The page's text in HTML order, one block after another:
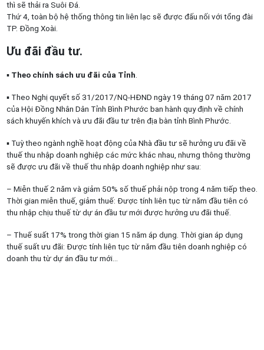
thì sẽ thải ra Suôi Đá.
Thứ 4, toàn bộ hệ thống thông tin liên lạc sẽ được đấu nối với tổng đài
TP. Đồng Xoài.
Ưu đãi đầu tư.
▪ Theo chính sách ưu đãi của Tỉnh.
▪ Theo Nghị quyết số 31/2017/NQ-HĐND ngày 19 tháng 07 năm 2017
của Hội Đồng Nhân Dân Tỉnh Bình Phước ban hành quy định về chính
sách khuyến khích và ưu đãi đầu tư trên địa bàn tỉnh Bình Phước.
▪ Tuỳ theo ngành nghề hoạt động của Nhà đầu tư sẽ hưởng ưu đãi về
thuế thu nhập doanh nghiệp các mức khác nhau, nhưng thông thường
sẽ được ưu đãi về thuế thu nhập doanh nghiệp như sau:
– Miễn thuế 2 năm và giảm 50% số thuế phải nộp trong 4 năm tiếp theo.
Thời gian miễn thuế, giảm thuế: Được tính liên tục từ năm đầu tiên có
thu nhập chịu thuế từ dự án đầu tư mới được hưởng ưu đãi thuế.
– Thuế suất 17% trong thời gian 15 năm áp dụng. Thời gian áp dụng
thuế suất ưu đãi: Được tính liên tục từ năm đầu tiên doanh nghiệp có
doanh thu từ dự án đầu tư mới…